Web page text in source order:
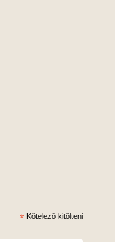
* Kötelező kitölteni